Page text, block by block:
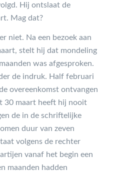
Hij ontslaat de
Mag dat?
niet. Na een bezoek aan
stelt hij dat mondeling
was afgesproken.
de indruk. Half februari
overeenkomst ontvangen
30 maart heeft hij nooit
de in de schriftelijke
duur van zeven
volgens de rechter
vanaf het begin een
maanden hadden